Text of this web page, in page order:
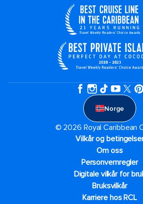
Norge
© 2026 Royal Caribbean
Vilkår og
Om oss
Personvernregler
Digitale vilkår for
Bruksvilkår
Karriere hos RCL